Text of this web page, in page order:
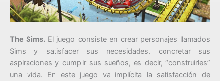
The Sims. El juego consiste en crear personajes llamados
Sims y satisfacer sus necesidades, concretar sus
aspiraciones y cumplir sus sueños, es decir, “construirles”
una vida. En este juego va implícita la satisfacción de